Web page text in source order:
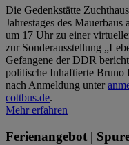
Die Gedenkstätte
Jahrestages des
um 17 Uhr zu einer
zur Sonderausstellung
Gefangene der DDR
politische Inhaftierte Bruno
nach Anmeldung unter
cottbus.de.
Mehr erfahren
Ferienangebot |